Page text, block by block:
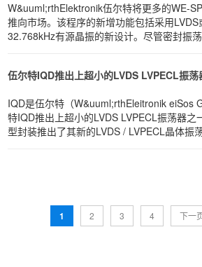
W&uuml;rthElektronik伍尔特将更多的WE-
推向市场。该程序的新增功能包括采用
32.768kHz有源晶振的新设计。尽管密封振
伍尔特IQD推出上超小的LVDS LVPECL振荡
IQD是伍尔特（W&uuml;rthEleitronik eiSos
特IQD推出上超小的LVDS LVPECL振荡器之一，以2.0 x 1.6 mm的小
型封装推出了其新的LVDS / LVPECL晶体振
1 2 3 4 下一